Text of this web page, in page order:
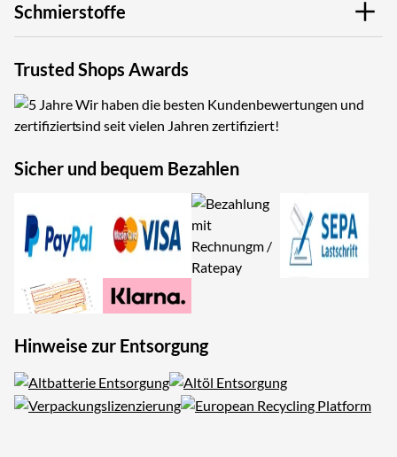
Schmierstoffe
Trusted Shops Awards
Wir haben die besten Kundenbewertungen und
sind seit vielen Jahren zertifiziert!
Sicher und bequem Bezahlen
Hinweise zur Entsorgung